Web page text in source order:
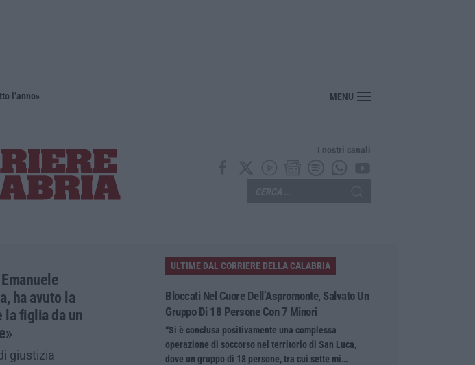
l’anno» Un museo senza barriere: il MArRC si rinnova nel segno dell’accessibilità e dell’inclusione
MENU
I nostri canali
ha avuto la
figlia da un
giustizia
ULTIME DAL CORRIERE DELLA CALABRIA
Bloccati Nel Cuore Dell’Aspromonte, Salvato Un
Gruppo Di 18 Persone Con 7 Minori
“Si è conclusa positivamente una complessa
operazione di soccorso nel territorio di San Luca,
dove un gruppo di 18 persone, tra cui sette mi…